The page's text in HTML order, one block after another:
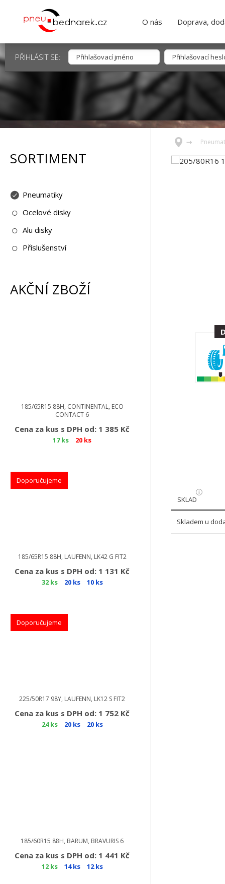
O nás Doprava,
PŘIHLÁSIT SE:
SORTIMENT
Pneumatiky
Ocelové disky
Alu disky
Příslušenství
AKČNÍ ZBOŽÍ
185/65R15 88H, CONTINENTAL, ECO
CONTACT 6
Cena za kus s DPH od: 1 385 Kč
17 ks 20 ks
Doporučujeme
185/65R15 88H, LAUFENN, LK42 G FIT2
Cena za kus s DPH od: 1 131 Kč
32 ks 20 ks 10 ks
Doporučujeme
225/50R17 98Y, LAUFENN, LK12 S FIT2
Cena za kus s DPH od: 1 752 Kč
24 ks 20 ks 20 ks
185/60R15 88H, BARUM, BRAVURIS 6
Cena za kus s DPH od: 1 441 Kč
12 ks 14 ks 12 ks
SKLAD
Skladem u